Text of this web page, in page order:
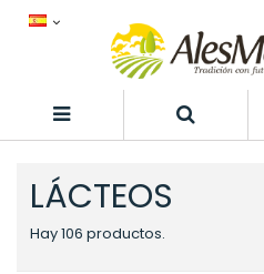
LÁCTEOS
Hay 106 productos.